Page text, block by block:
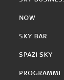
NOW
SKY BAR
SPAZI SKY
PROGRAMMI